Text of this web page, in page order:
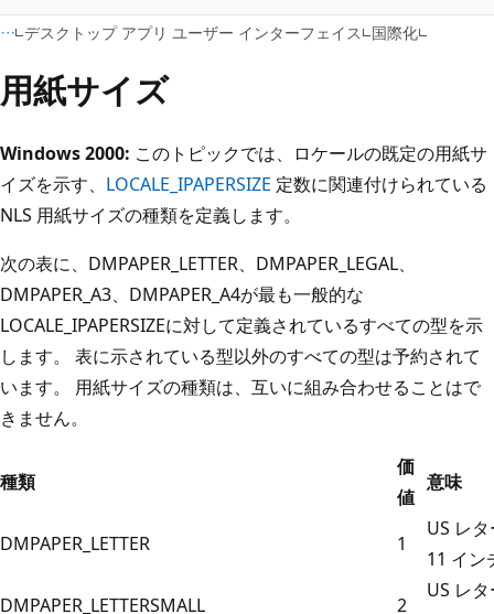
プ
デスクトップ アプリ ユーザー インターフェイス 国際化
用紙サイズ
Windows 2000: このトピックでは、ロケールの既定の用紙サ
イズを示す、 LOCALE_IPAPERSIZE 定数に関連付けられている
NLS 用紙サイズの種類を定義します。
次の表に、DMPAPER_LETTER、DMPAPER_LEGAL、
DMPAPER_A3、DMPAPER_A4が最も一般的な
LOCALE_IPAPERSIZEに対して定義されているすべての型を示
します。 表に示されている型以外のすべての型は予約されて
います。 用紙サイズの種類は、互いに組み合わせることはで
きません。
種類
価
値
意味
DMPAPER_LETTER 1
US レ
11 イン
DMPAPER_LETTERSMALL
2
US レ